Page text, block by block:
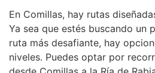
En Comillas, hay rutas
Ya sea que estés buscando un
ruta más desafiante, hay
niveles. Puedes optar por